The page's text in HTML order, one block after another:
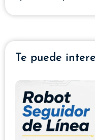
Te puede